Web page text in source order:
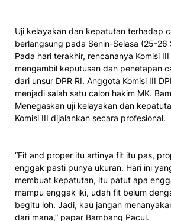
Uji kelayakan dan kepatutan terhadap
berlangsung pada Senin-Selasa (25-26
Pada hari terakhir, rencananya Komisi III
mengambil keputusan dan penetapan
dari unsur DPR RI. Anggota Komisi III
menjadi salah satu calon hakim MK.
Menegaskan uji kelayakan dan
Komisi III dijalankan secara profesional.
“Fit and proper itu artinya fit itu pas,
enggak pasti punya ukuran. Hari ini
membuat kepatutan, itu patut apa
mampu enggak iki, udah fit belum
begitu loh. Jadi, kau jangan
dari mana,” papar Bambang Pacul.